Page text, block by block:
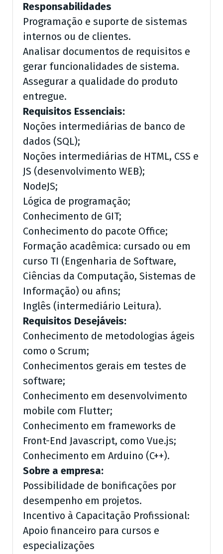
Responsabilidades
Programação e suporte de sistemas
internos ou de clientes.
Analisar documentos de requisitos e
gerar funcionalidades de sistema.
Assegurar a qualidade do produto
entregue.
Requisitos Essenciais:
Noções intermediárias de banco de
dados (SQL);
Noções intermediárias de HTML, CSS e
JS (desenvolvimento WEB);
NodeJS;
Lógica de programação;
Conhecimento de GIT;
Conhecimento do pacote Office;
Formação acadêmica: cursado ou em
curso TI (Engenharia de Software,
Ciências da Computação, Sistemas de
Informação) ou afins;
Inglês (intermediário Leitura).
Requisitos Desejáveis:
Conhecimento de metodologias ágeis
como o Scrum;
Conhecimentos gerais em testes de
software;
Conhecimento em desenvolvimento
mobile com Flutter;
Conhecimento em frameworks de
Front-End Javascript, como Vue.js;
Conhecimento em Arduino (C++).
Sobre a empresa:
Possibilidade de bonificações por
desempenho em projetos.
Incentivo à Capacitação Profissional:
Apoio financeiro para cursos e
especializações